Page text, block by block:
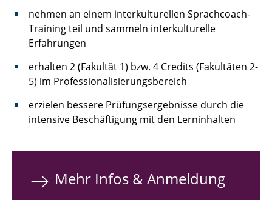
nehmen an einem interkulturellen Sprachcoach-
Training teil und sammeln interkulturelle
Erfahrungen
erhalten 2 (Fakultät 1) bzw. 4 Credits (Fakultäten 2-
5) im Professionalisierungsbereich
erzielen bessere Prüfungsergebnisse durch die
intensive Beschäftigung mit den Lerninhalten
Mehr Infos & Anmeldung